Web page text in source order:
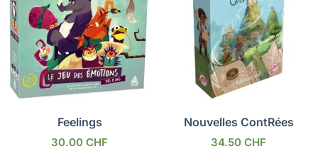
Feelings
30.00 CHF
Nouvelles ContRées
34.50 CHF